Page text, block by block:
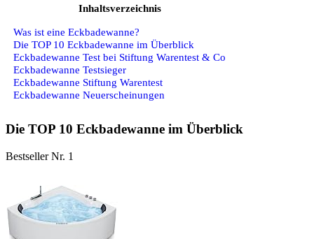
Inhaltsverzeichnis
Was ist eine Eckbadewanne?
Die TOP 10 Eckbadewanne im Überblick
Eckbadewanne Test bei Stiftung Warentest & Co
Eckbadewanne Testsieger
Eckbadewanne Stiftung Warentest
Eckbadewanne Neuerscheinungen
Die TOP 10 Eckbadewanne im Überblick
Bestseller Nr. 1